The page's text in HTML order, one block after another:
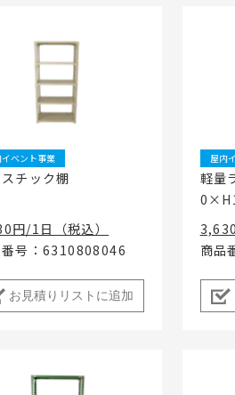
チャイズ事業
イベント事業
チック棚
円/1日（税込）
番号：6310808046
お見積りリストに追加
屋内
軽量
商品